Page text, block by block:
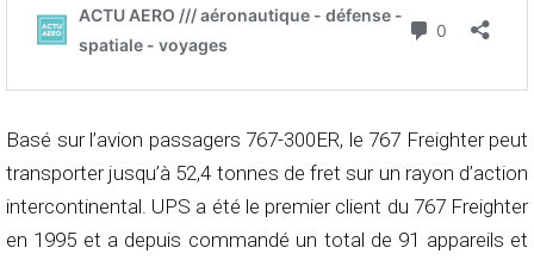
Basé sur l’avion passagers 767-300ER, le 767 Freighter peut
transporter jusqu’à 52,4 tonnes de fret sur un rayon d’action
intercontinental. UPS a été le premier client du 767 Freighter
en 1995 et a depuis commandé un total de 91 appareils et